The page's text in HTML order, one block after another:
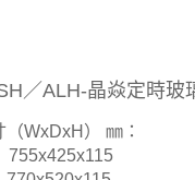
／ALH-晶焱定時玻
（WxDxH） ㎜ ：
755x425x115